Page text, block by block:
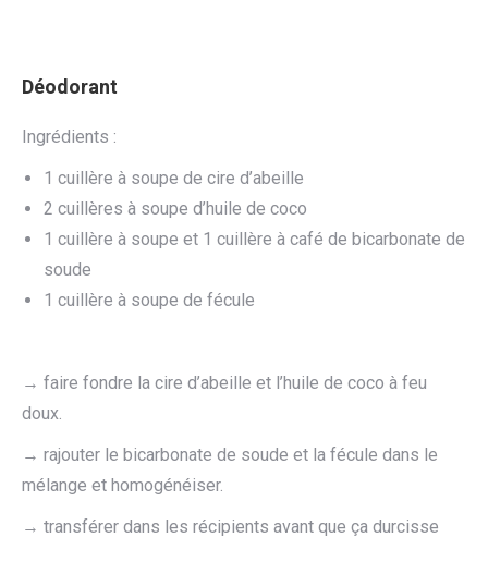
Déodorant
Ingrédients :
1 cuillère à soupe de cire d’abeille
2 cuillères à soupe d’huile de coco
1 cuillère à soupe et 1 cuillère à café de bicarbonate de
soude
1 cuillère à soupe de fécule
→ faire fondre la cire d’abeille et l’huile de coco à feu
doux.
→ rajouter le bicarbonate de soude et la fécule dans le
mélange et homogénéiser.
→ transférer dans les récipients avant que ça durcisse